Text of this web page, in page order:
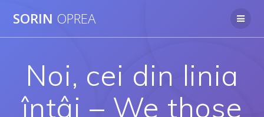
SORIN OPREA
Noi, cei din linia
întâi – We those